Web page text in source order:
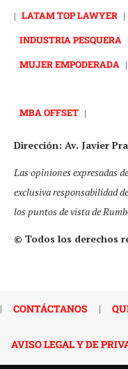
| LATAM TOP LAWYER |
INDUSTRIA PESQUERA
MUJER EMPODERADA |
MBA OFFSET |
Dirección: Av. Javier
Las opiniones expresadas
exclusiva responsabilidad
los puntos de vista de
© Todos los derechos
| CONTÁCTANOS |
AVISO LEGAL Y DE